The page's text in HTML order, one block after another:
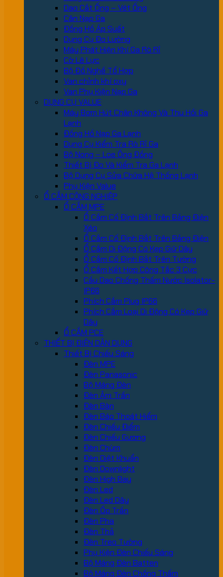
Dao Cắt Ống – Vét Ống
Cân Nạp Ga
Đồng Hồ Áp Suất
Dụng Cụ Đo Lường
Máy Phát Hiện Khí Ga Rò Rỉ
Cờ Lê Lực
Bộ Đồ Nghề Tổ Hợp
Van chỉnh khí oxy
Van Phụ Kiện Nạp Ga
DỤNG CỤ VALUE
Máy Bơm Hút Chân Không Và Thu Hồi Ga
Lạnh
Đồng Hồ Nạp Ga Lạnh
Dụng Cụ Kiểm Tra Rò Rỉ Ga
Bộ Nong – Loe Ống Đồng
Thiết Bị Đo Và Kiểm Tra Ga Lạnh
Bộ Dụng Cụ Sửa Chữa Hệ Thống Lạnh
Phụ Kiện Value
Ổ CẮM CÔNG NGHIỆP
Ổ CẮM MPE
Ổ Cắm Cố Định Bắt Trên Bảng Điện
Xéo
Ổ Cắm Cố Định Bắt Trên Bảng Điện
Ổ Cắm Di Động Có Kẹp Giữ Dây
Ổ Cắm Cố Định Bắt Trên Tường
Ổ Cắm Kết Hợp Công Tắc 3 Cực
Cầu Dao Chống Thấm Nước Isolator-
IP66
Phích Cắm Plug IP66
Phích Cắm Loại Di Động Có Kẹp Giữ
Dây
Ổ CẮM PCE
THIẾT BỊ ĐIỆN DÂN DỤNG
Thiết Bị Chiếu Sáng
Đèn MPE
Đèn Panasonic
Bộ Máng Đèn
Đèn Âm Trần
Đèn Bàn
Đèn Báo Thoát Hiểm
Đèn Chiếu Điểm
Đèn Chiếu Gương
Đèn Chùm
Đèn Diệt Khuẩn
Đèn Downlight
Đèn High Bay
Đèn Led
Đèn Led Dây
Đèn Ốp Trần
Đèn Pha
Đèn Thả
Đèn Treo Tường
Phụ Kiện Đèn Chiếu Sáng
Bộ Máng Đèn Batten
Bộ Máng Đèn Chống Thấm